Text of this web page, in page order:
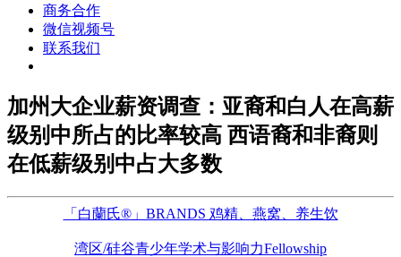
商务合作
微信视频号
联系我们
加州大企业薪资调查：亚裔和白人在高薪
级别中所占的比率较高 西语裔和非裔则
在低薪级别中占大多数
「白蘭氏®」BRANDS 鸡精、燕窝、养生饮
湾区/硅谷青少年学术与影响力Fellowship